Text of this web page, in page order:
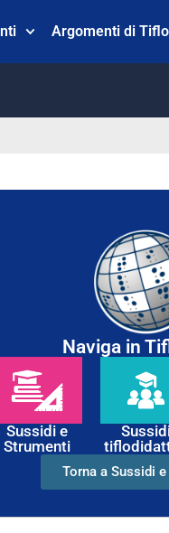
Argomenti di
Naviga in
Sussidi e
Strumenti
Torna a Sussidi